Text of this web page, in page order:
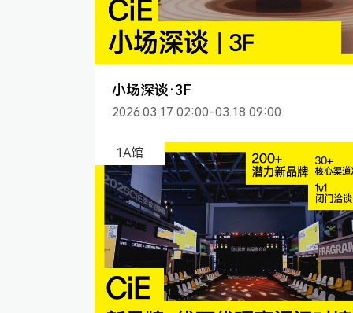
小场深谈·3F
2026.03.17 02:00-03.18 09:00
1A馆